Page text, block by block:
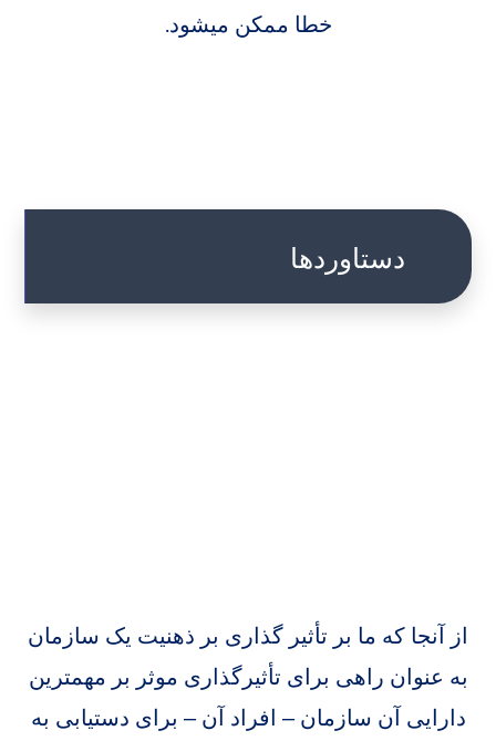
خطا ممکن میشود.
دستاوردها
از آنجا که ما بر تأثیر گذاری بر ذهنیت یک سازمان
به عنوان راهی برای تأثیرگذاری موثر بر مهمترین
دارایی آن سازمان – افراد آن – برای دستیابی به